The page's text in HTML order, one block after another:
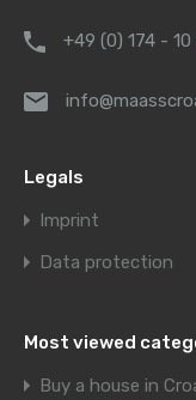
+49 (0) 174 - 10
Legals
Imprint
Data protection
Most viewed
Buy a house in